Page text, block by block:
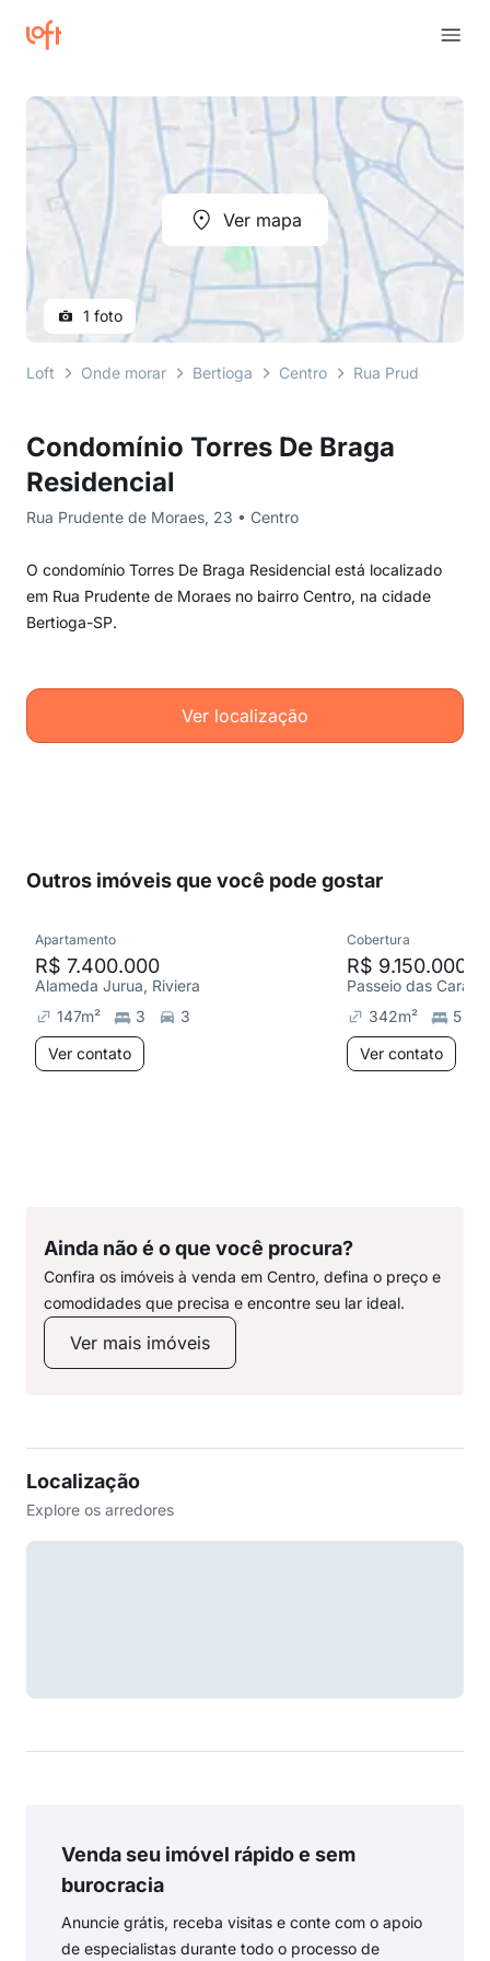
Condomínio Torres De Braga
Residencial
Rua Prudente de Moraes, 23 • Centro
O condomínio Torres De Braga Residencial está localizado
em Rua Prudente de Moraes no bairro Centro, na cidade
Bertioga-SP.
Ver localização
Ver mapa
1 foto
Loft Onde morar Bertioga Centro Rua Prudente de
Outros imóveis que você pode gostar
Apartamento
R$ 7.400.000
Alameda Jurua, Riviera
147m² 3
3
Ver contato
Cobertura
R$ 9.150.000
Passeio das
342m²
5
Ver contato
Ainda não é o que você procura?
Confira os imóveis à venda em Centro, defina o preço e
comodidades que precisa e encontre seu lar ideal.
Ver mais imóveis
Localização
Explore os arredores
Venda seu imóvel rápido e sem
burocracia
Anuncie grátis, receba visitas e conte com o apoio
de especialistas durante todo o processo de